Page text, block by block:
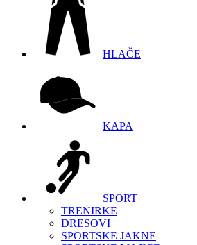
HLAČE
KAPA
SPORT
TRENIRKE
DRESOVI
SPORTSKE JAKNE